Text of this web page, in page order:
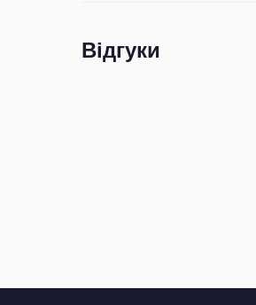
Відгуки